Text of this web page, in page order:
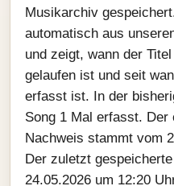
Musikarchiv
automatisch aus
und zeigt, wann der
gelaufen ist und seit
erfasst ist. In der
Song 1 Mal erfasst. Der
Nachweis stammt vom
Der zuletzt
24.05.2026 um 12:20